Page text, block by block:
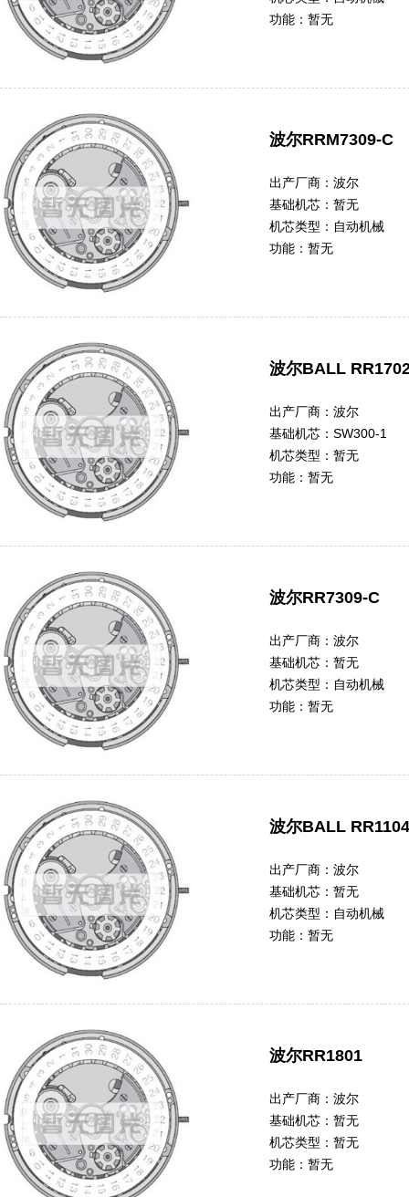
功能： 暂无
波尔RRM7309-C
出产厂商： 波尔
基础机芯： 暂无
机芯类型： 自动机械
功能： 暂无
波尔BALL
出产厂商： 波尔
基础机芯： SW300-1
机芯类型： 暂无
功能： 暂无
波尔RR7309-C
出产厂商： 波尔
基础机芯： 暂无
机芯类型： 自动机械
功能： 暂无
波尔BALL RR1104
出产厂商： 波尔
基础机芯： 暂无
机芯类型： 自动机械
功能： 暂无
波尔RR1801
出产厂商： 波尔
基础机芯： 暂无
机芯类型： 暂无
功能： 暂无